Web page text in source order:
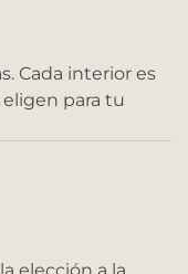
Cada interior es
para tu